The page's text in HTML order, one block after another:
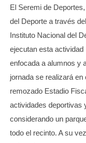
El Seremi de
del Deporte a través del
Instituto Nacional del
ejecutan esta actividad
enfocada a alumnos y
jornada se realizará en
remozado Estadio
actividades deportivas
considerando un
todo el recinto. A su